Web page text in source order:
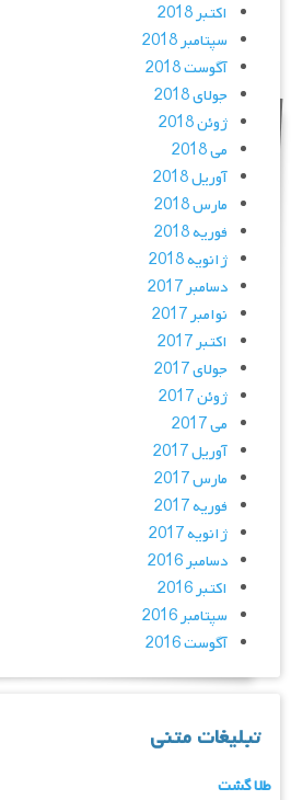
اکتبر 2018
سپتامبر 2018
آگوست 2018
جولای 2018
ژوئن 2018
می 2018
آوریل 2018
مارس 2018
فوریه 2018
ژانویه 2018
دسامبر 2017
نوامبر 2017
اکتبر 2017
جولای 2017
ژوئن 2017
می 2017
آوریل 2017
مارس 2017
فوریه 2017
ژانویه 2017
دسامبر 2016
اکتبر 2016
سپتامبر 2016
آگوست 2016
تبلیغات متنی
طلا گشت